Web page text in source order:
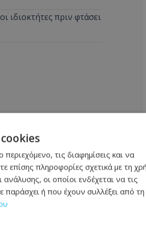
ιδιοκτήτες πριν φτάσει
τις διαφημίσεις και να
επίσης πληροφορίες σχετικά με τη
οι οποίοι ενδέχεται να τις
ή που έχουν συλλέξει από